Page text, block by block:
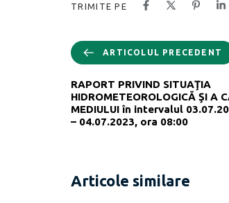
TRIMITE PE
ARTICOLUL PRECEDENT
RAPORT PRIVIND SITUAŢIA
HIDROMETEOROLOGICĂ ŞI A
MEDIULUI în intervalul
– 04.07.2023, ora 08:00
Articole similare